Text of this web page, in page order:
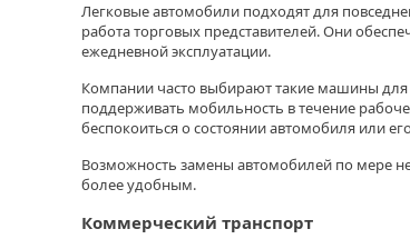
Легковые автомобили подходят для
работа торговых представителей. Они
ежедневной эксплуатации.
Компании часто выбирают такие машины
поддерживать мобильность в течение
беспокоиться о состоянии автомобиля или
Возможность замены автомобилей по мере
более удобным.
Коммерческий транспорт